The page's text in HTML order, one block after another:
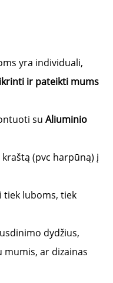
yra individuali,
ir pateikti mums
su Aliuminio
kraštą (pvc harpūną) į
tiek luboms, tiek
dydžius,
mumis, ar dizainas